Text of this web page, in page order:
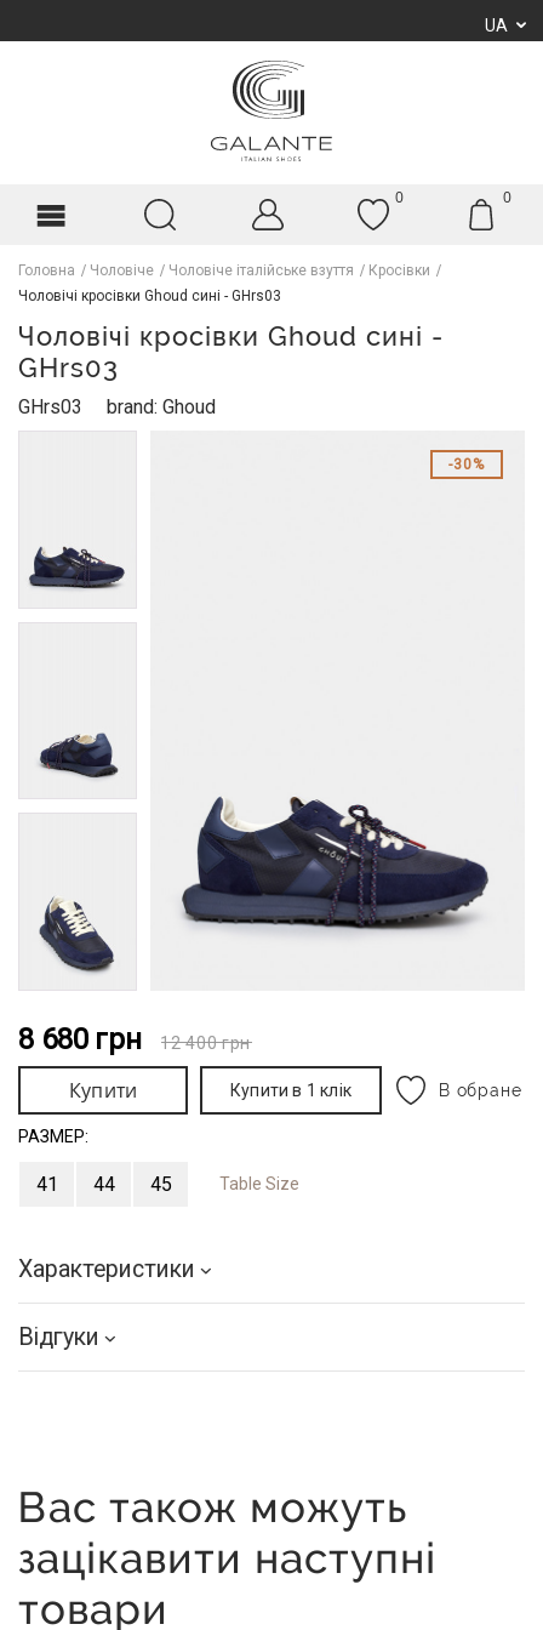
UA
0 0
Головна Чоловіче Чоловіче італійське взуття
Кросівки
Чоловічі кросівки Ghoud сині - GHrs03
Чоловічі кросівки Ghoud сині -
GHrs03
GHrs03 brand: Ghoud
30%
8 680 грн 12 400грн
Купити Купити в 1 клік В обране
РАЗМЕР:
41 44 45 Table Size
Характеристики
Відгуки
Вас також можуть
зацікавити наступні
товари